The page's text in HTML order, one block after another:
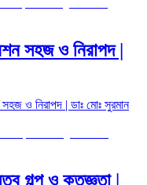
সহজ ও নিরাপদ |
সহজ ও নিরাপদ | ডাঃ মোঃ সুরমান
গল্প ও কৃতজ্ঞতা |